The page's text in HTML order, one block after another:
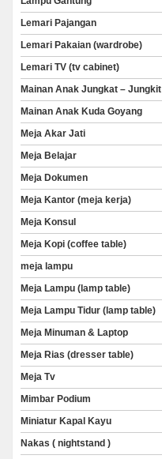
Lemari Pajangan
Lemari Pakaian (wardrobe)
Lemari TV (tv cabinet)
Mainan Anak Jungkat – Jungkit
Mainan Anak Kuda Goyang
Meja Akar Jati
Meja Belajar
Meja Dokumen
Meja Kantor (meja kerja)
Meja Konsul
Meja Kopi (coffee table)
meja lampu
Meja Lampu (lamp table)
Meja Lampu Tidur (lamp table)
Meja Minuman & Laptop
Meja Rias (dresser table)
Meja Tv
Mimbar Podium
Miniatur Kapal Kayu
Nakas ( nightstand )